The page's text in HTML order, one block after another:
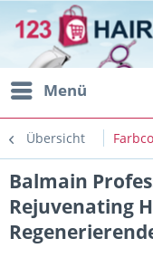
Menü
Übersicht
Balmain
Rejuvenating